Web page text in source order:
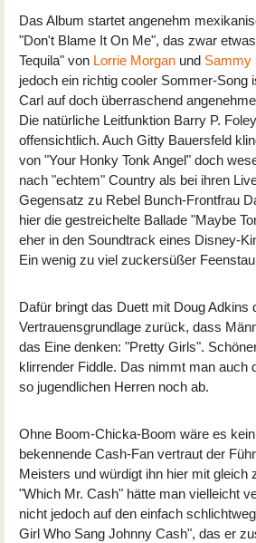
Das Album startet angenehm
"Don't Blame It On Me", das zwar
Tequila" von Lorrie Morgan und Sammy
jedoch ein richtig cooler Sommer-Song
Carl auf doch überraschend
Die natürliche Leitfunktion Barry P.
offensichtlich. Auch Gitty Bauersfeld
von "Your Honky Tonk Angel" doch
nach "echtem" Country als bei ihren
Gegensatz zu Rebel Bunch-Frontfrau
hier die gestreichelte Ballade "Maybe
eher in den Soundtrack eines Disney-
Ein wenig zu viel zuckersüßer
Dafür bringt das Duett mit Doug Adkins
Vertrauensgrundlage zurück, dass
das Eine denken: "Pretty Girls".
klirrender Fiddle. Das nimmt man auch
so jugendlichen Herren noch ab.
Ohne Boom-Chicka-Boom wäre es
bekennende Cash-Fan vertraut der
Meisters und würdigt ihn hier mit gleich
"Which Mr. Cash" hätte man vielleicht
nicht jedoch auf den einfach
Girl Who Sang Johnny Cash", das er